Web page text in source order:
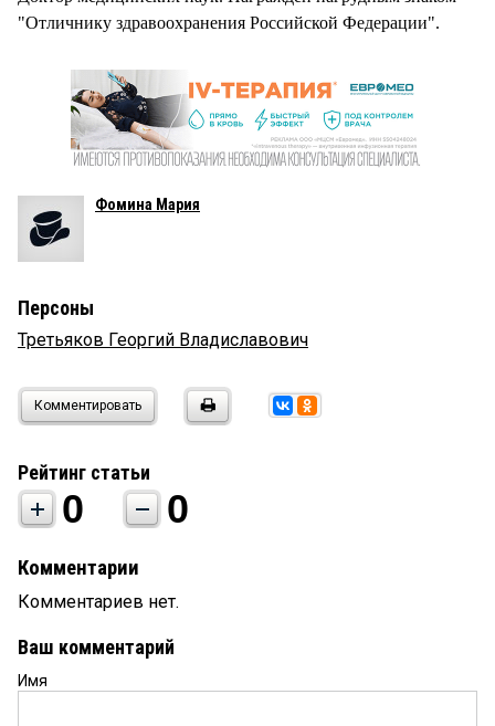
"Отличнику здравоохранения Российской Федерации".
Фомина Мария
Персоны
Третьяков Георгий Владиславович
Комментировать
Рейтинг статьи
0 0
Комментарии
Комментариев нет.
Ваш комментарий
Имя